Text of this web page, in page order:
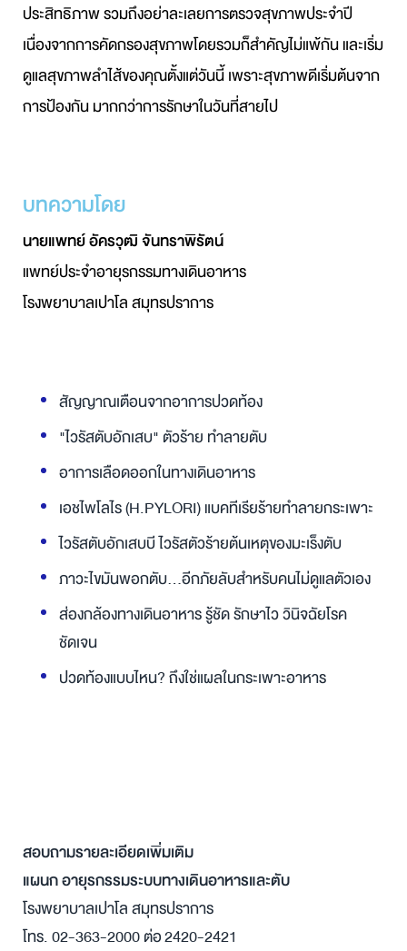
ประสิทธิภาพ รวมถึงอย่าละเลยการตรวจสุขภาพประจำปี
เนื่องจากการคัดกรองสุขภาพโดยรวมก็สำคัญไม่แพ้กัน และเริ่ม
ดูแลสุขภาพลำไส้ของคุณตั้งแต่วันนี้ เพราะสุขภาพดีเริ่มต้นจาก
การป้องกัน มากกว่าการรักษาในวันที่สายไป
บทความโดย
นายแพทย์ อัครวุฒิ จันทราพิรัตน์
แพทย์ประจำอายุรกรรมทางเดินอาหาร
โรงพยาบาลเปาโล สมุทรปราการ
สัญญาณเตือนจากอาการปวดท้อง
"ไวรัสตับอักเสบ" ตัวร้าย ทำลายตับ
อาการเลือดออกในทางเดินอาหาร
เอชไพโลไร (H.PYLORI) แบคทีเรียร้ายทำลายกระเพาะ
ไวรัสตับอักเสบบี ไวรัสตัวร้ายต้นเหตุของมะเร็งตับ
ภาวะไขมันพอกตับ...อีกภัยลับสำหรับคนไม่ดูแลตัวเอง
ส่องกล้องทางเดินอาหาร รู้ชัด รักษาไว วินิจฉัยโรค
ชัดเจน
ปวดท้องแบบไหน? ถึงใช่แผลในกระเพาะอาหาร
สอบถามรายละเอียดเพิ่มเติม
แผนก อายุรกรรมระบบทางเดินอาหารและตับ
โรงพยาบาลเปาโล สมุทรปราการ
โทร. 02-363-2000 ต่อ2420-2421